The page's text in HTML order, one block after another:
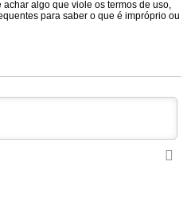
algo que viole os termos de uso,
para saber o que é impróprio ou